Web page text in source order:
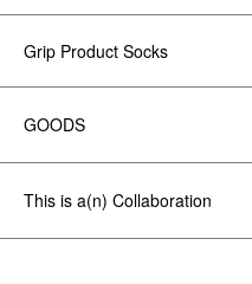
Grip Product Socks
GOODS
This is a(n) Collaboration